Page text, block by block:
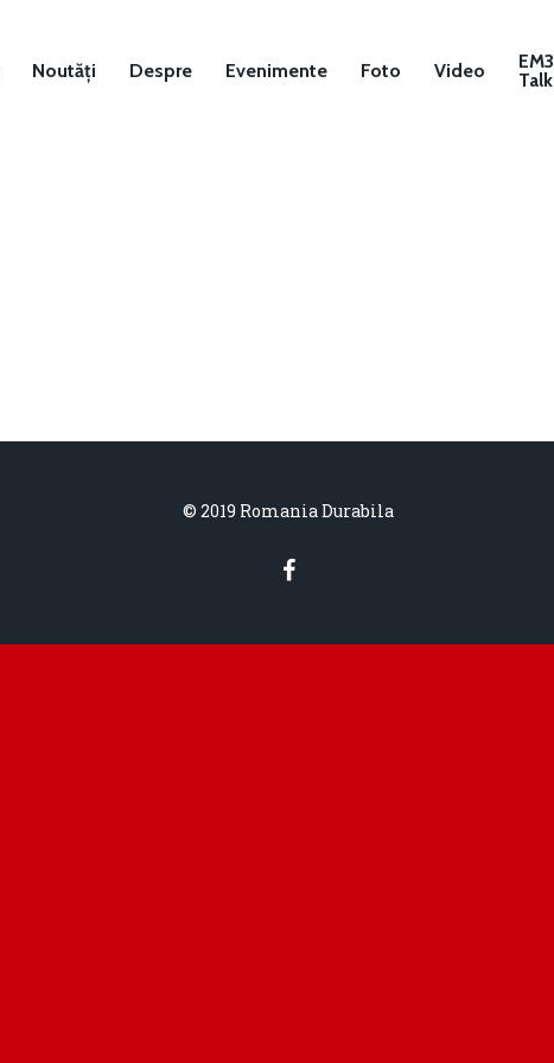
Noutăți Despre Evenimente Foto Video
Talk
© 2019 Romania Durabila